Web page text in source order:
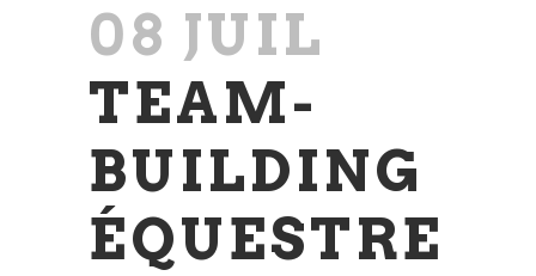
08 JUIL
TEAM-
BUILDING
ÉQUESTRE